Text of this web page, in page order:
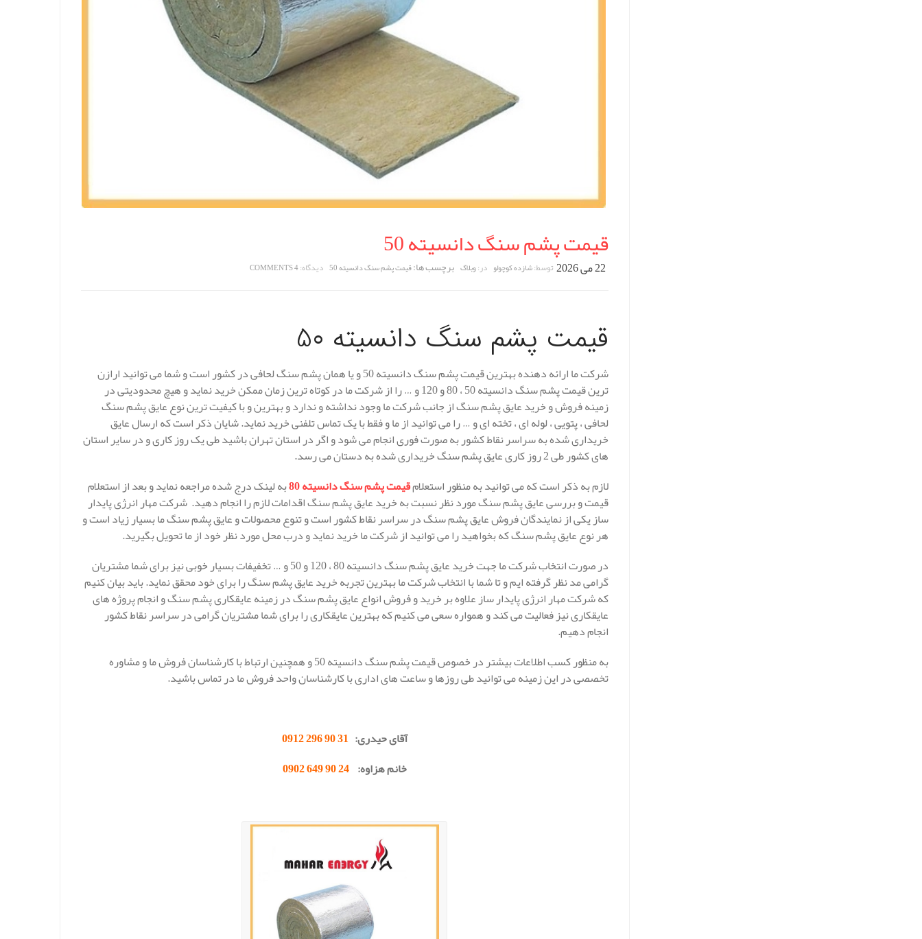
قیمت پشم سنگ دانسیته 50
22 می 2026 توسط:شازده کوچولو در:وبلاگ برچسب ها:قیمت پشم سنگ دانسیته 50 دیدگاه:4 COMMENTS
قیمت پشم سنگ دانسیته 50
شرکت ما ارائه دهنده بهترین قیمت پشم سنگ دانسیته 50 و یا همان پشم سنگ لحافی در کشور است و شما می توانید ارازن
ترین قیمت پشم سنگ دانسیته 50 ، 80 و 120 و … را از شرکت ما در کوتاه ترین زمان ممکن خرید نماید و هیچ محدودیتی در
زمینه فروش و خرید عایق پشم سنگ از جانب شرکت ما وجود نداشته و ندارد و بهترین و با کیفیت ترین نوع عایق پشم سنگ
لحافی ، پتویی ، لوله ای ، تخته ای و … را می توانید از ما و فقط با یک تماس تلفنی خرید نماید. شایان ذکر است که ارسال عایق
خریداری شده به سراسر نقاط کشور به صورت فوری انجام می شود و اگر در استان تهران باشید طی یک روز کاری و در سایر استان
های کشور طی 2 روز کاری عایق پشم سنگ خریداری شده به دستان می رسد.
لازم به ذکر است که می توانید به منظور استعلامقیمت پشم سنگ دانسیته 80 به لینک درج شده مراجعه نماید و بعد از استعلام
قیمت و بررسی عایق پشم سنگ مورد نظر نسبت به خرید عایق پشم سنگ اقدامات لازم را انجام دهید. شرکت مهار انرژی پایدار
ساز یکی از نمایندگان فروش عایق پشم سنگ در سراسر نقاط کشور است و تنوع محصولات و عایق پشم سنگ ما بسیار زیاد است و
هر نوع عایق پشم سنگ که بخواهید را می توانید از شرکت ما خرید نماید و درب محل مورد نظر خود از ما تحویل بگیرید.
در صورت انتخاب شرکت ما جهت خرید عایق پشم سنگ دانسیته 80 ، 120 و 50 و … تخفیفات بسیار خوبی نیز برای شما مشتریان
گرامی مد نظر گرفته ایم و تا شما با انتخاب شرکت ما بهترین تجربه خرید عایق پشم سنگ را برای خود محقق نماید. باید بیان کنیم
که شرکت مهار انرژی پایدار ساز علاوه بر خرید و فروش انواع عایق پشم سنگ در زمینه عایقکاری پشم سنگ و انجام پروژه های
عایقکاری نیز فعالیت می کند و همواره سعی می کنیم که بهترین عایقکاری را برای شما مشتریان گرامی در سراسر نقاط کشور
انجام دهیم.
به منظور کسب اطلاعات بیشتر در خصوص قیمت پشم سنگ دانسیته 50 و همچنین ارتباط با کارشناسان فروش ما و مشاوره
تخصصی در این زمینه می توانید طی روزها و ساعت های اداری با کارشناسان واحد فروش ما در تماس باشید.
آقای حیدری: 31 90 296 0912
خانم هزاوه:24 90 649 0902